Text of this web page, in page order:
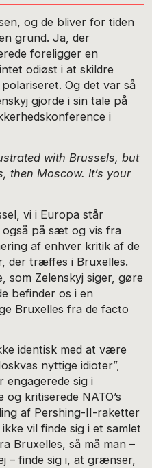
og de bliver for tiden
grund. Ja, der
foreligger en
odiøst i at skildre
Og det var så
gjorde i sin tale på
i
with Brussels, but
then Moscow. It’s your
vi i Europa står
på sæt og vis fra
af enhver kritik af de
der træffes i Bruxelles.
som Zelenskyj siger, gøre
befinder os i en
Bruxelles fra de facto
identisk med at være
nyttige idioter”,
engagerede sig i
kritiserede NATO’s
af Pershing-II-raketter
vil finde sig i et samlet
Bruxelles, så må man –
– finde sig i, at grænser,